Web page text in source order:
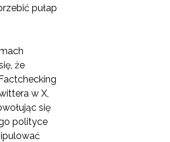
pułap
że
w X,
się
polityce